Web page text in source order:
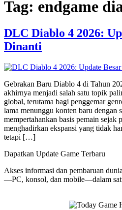
Tag: endgame
DLC Diablo 4 2026:
Dinanti
Gebrakan Baru Diablo 4 di Tahun
akhirnya menjadi salah satu topik
global, terutama bagi penggemar
lama menunggu konten baru dengan
mempertahankan basis pemain
menghadirkan ekspansi yang tidak
tetapi […]
Dapatkan Update Game Terbaru
Akses informasi dan pembaruan
—PC, konsol, dan mobile—dalam